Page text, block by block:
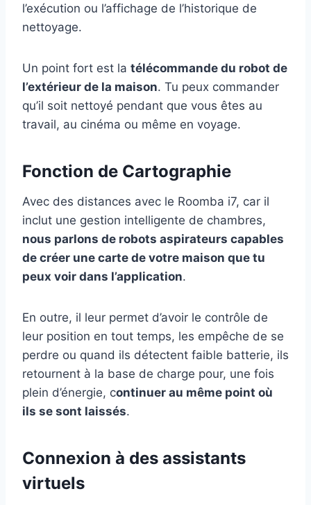
l’exécution ou l’affichage de l’historique de
nettoyage.
Un point fort est la télécommande du robot de
l’extérieur de la maison. Tu peux commander
qu’il soit nettoyé pendant que vous êtes au
travail, au cinéma ou même en voyage.
Fonction de Cartographie
Avec des distances avec le Roomba i7, car il
inclut une gestion intelligente de chambres,
nous parlons de robots aspirateurs capables
de créer une carte de votre maison que tu
peux voir dans l’application.
En outre, il leur permet d’avoir le contrôle de
leur position en tout temps, les empêche de se
perdre ou quand ils détectent faible batterie, ils
retournent à la base de charge pour, une fois
plein d’énergie, continuer au même point où
ils se sont laissés.
Connexion à des assistants
virtuels